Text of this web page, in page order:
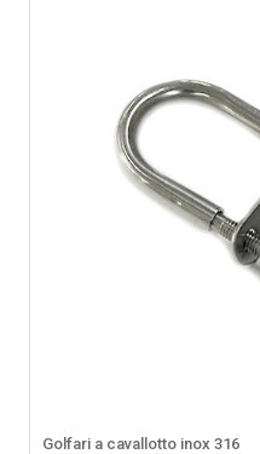
Golfari a cavallotto inox 316